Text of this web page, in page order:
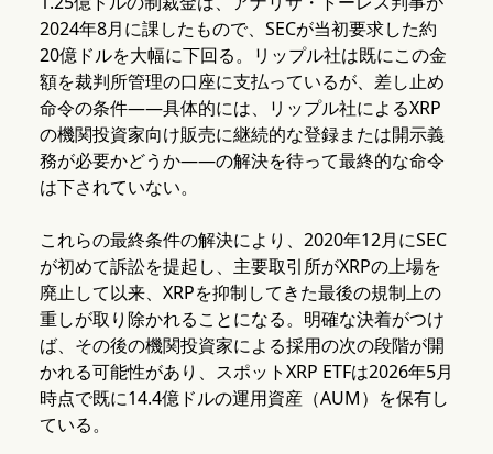
2024年8月に課したもので、SECが当初要求した約
20億ドルを大幅に下回る。リップル社は既にこの金
額を裁判所管理の口座に支払っているが、差し止め
命令の条件——具体的には、リップル社によるXRP
の機関投資家向け販売に継続的な登録または開示義
務が必要かどうか——の解決を待って最終的な命令
は下されていない。
これらの最終条件の解決により、2020年12月にSEC
が初めて訴訟を提起し、主要取引所がXRPの上場を
廃止して以来、XRPを抑制してきた最後の規制上の
重しが取り除かれることになる。明確な決着がつけ
ば、その後の機関投資家による採用の次の段階が開
かれる可能性があり、スポットXRP ETFは2026年5月
時点で既に14.4億ドルの運用資産（AUM）を保有し
ている。